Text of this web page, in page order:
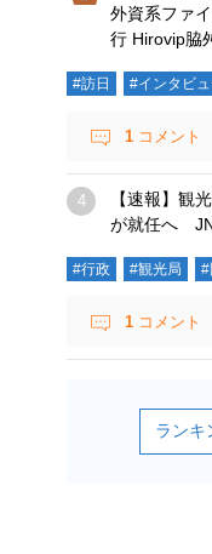
外資系ファ
行 Hirovip脇
#訪日 #インタビ
1 コメント
【速報】観
が就任へ
#行政 #観光局 #
1 コメント